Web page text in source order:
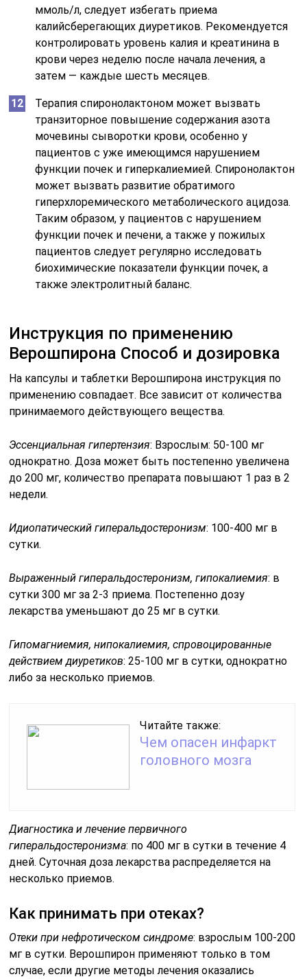
ммоль/л, следует избегать приема
калийсберегающих диуретиков. Рекомендуется
контролировать уровень калия и креатинина в
крови через неделю после начала лечения, а
затем — каждые шесть месяцев.
Терапия спиронолактоном может вызвать
транзиторное повышение содержания азота
мочевины сыворотки крови, особенно у
пациентов с уже имеющимся нарушением
функции почек и гиперкалиемией. Спиронолактон
может вызвать развитие обратимого
гиперхлоремического метаболического ацидоза.
Таким образом, у пациентов с нарушением
функции почек и печени, а также у пожилых
пациентов следует регулярно исследовать
биохимические показатели функции почек, а
также электролитный баланс.
Инструкция по применению
Верошпирона Способ и дозировка
На капсулы и таблетки Верошпирона инструкция по
применению совпадает. Все зависит от количества
принимаемого действующего вещества.
Эссенциальная гипертензия: Взрослым: 50-100 мг
однократно. Доза может быть постепенно увеличена
до 200 мг, количество препарата повышают 1 раз в 2
недели.
Идиопатический гиперальдостеронизм: 100-400 мг в
сутки.
Выраженный гиперальдостеронизм, гипокалиемия: в
сутки 300 мг за 2-3 приема. Постепенно дозу
лекарства уменьшают до 25 мг в сутки.
Гипомагниемия, нипокалиемия, спровоцированные
действием диуретиков: 25-100 мг в сутки, однократно
либо за несколько приемов.
Читайте также:
Чем опасен инфаркт
головного мозга
Диагностика и лечение первичного
гиперальдостеронизма: по 400 мг в сутки в течение 4
дней. Суточная доза лекарства распределяется на
несколько приемов.
Как принимать при отеках?
Отеки при нефротическом синдроме: взрослым 100-200
мг в сутки. Верошпирон применяют только в том
случае, если другие методы лечения оказались